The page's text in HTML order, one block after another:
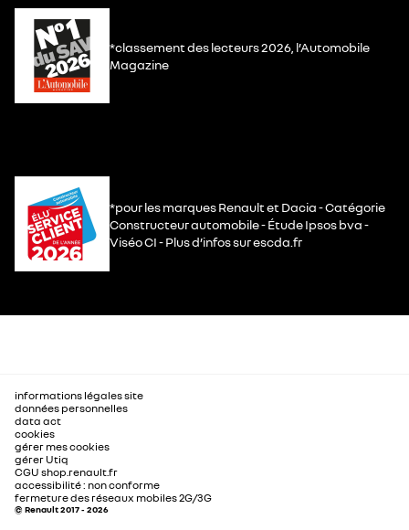
*classement des lecteurs 2026, l’Automobile
Magazine
*pour les marques Renault et Dacia - Catégorie
Constructeur automobile - Étude Ipsos bva -
Viséo CI - Plus d’infos sur escda.fr
informations légales site
données personnelles
data act
cookies
gérer mes cookies
gérer Utiq
CGU shop.renault.fr
accessibilité : non conforme
fermeture des réseaux mobiles 2G/3G
© Renault 2017 - 2026